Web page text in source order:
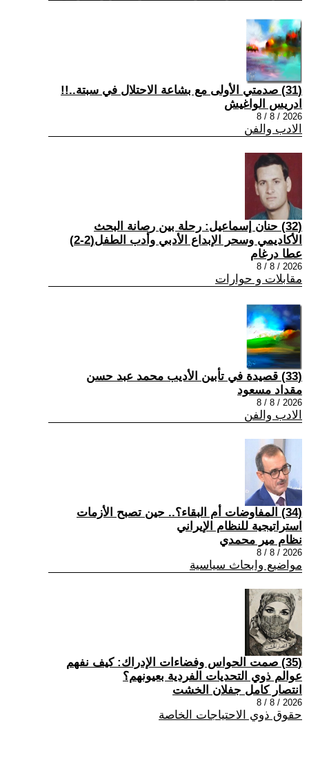
(31) صدمتي الأولى مع بشاعة الاحتلال في سبتة..!!
ادريس الواغيش
2026 / 8 / 8
الادب والفن
(32) حنان إسماعيل: رحلة بين رصانة البحث
الأكاديمي وسحر الإبداع الأدبي وأدب الطفل(2-2)
عطا درغام
2026 / 8 / 8
مقابلات و حوارات
(33) قصيدة في تأبين الأديب محمد عبد حسن
مقداد مسعود
2026 / 8 / 8
الادب والفن
(34) المفاوضات أم البقاء؟.. حين تصبح الأزمات
استراتيجية للنظام الإيراني
نظام مير محمدي
2026 / 8 / 8
مواضيع وابحاث سياسية
(35) صمت الحواس وفضاءات الإدراك: كيف نفهم
عوالم ذوي التحديات الفردية بعيونهم؟
انتصار كامل جفلان الخشت
2026 / 8 / 8
حقوق ذوي الاحتياجات الخاصة